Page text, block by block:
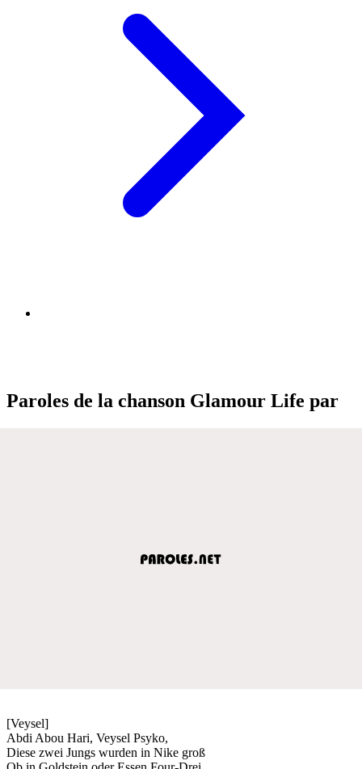
Paroles de la chanson Glamour Life par
[Veysel]
Abdi Abou Hari, Veysel Psyko,
Diese zwei Jungs wurden in Nike groß